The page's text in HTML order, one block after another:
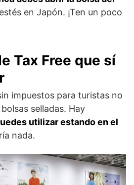
en Japón. ¡Ten un poco
Tax Free que sí
impuestos para turistas no
selladas. Hay
utilizar estando en el
nada.